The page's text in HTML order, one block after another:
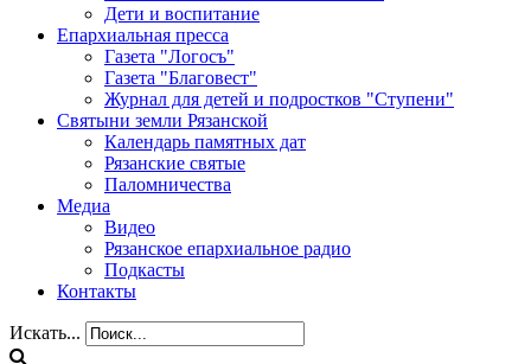
Дети и воспитание
Епархиальная пресса
Газета "Логосъ"
Газета "Благовест"
Журнал для детей и подростков "Ступени"
Святыни земли Рязанской
Календарь памятных дат
Рязанские святые
Паломничества
Медиа
Видео
Рязанское епархиальное радио
Подкасты
Контакты
Искать...